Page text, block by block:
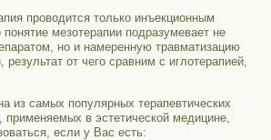
проводится только инъекционным
мезотерапии подразумевает не
но и намеренную травматизацию
результат от чего сравним с иглотерапией,
из самых популярных терапевтических
применяемых в эстетической медицине,
если у Вас есть: